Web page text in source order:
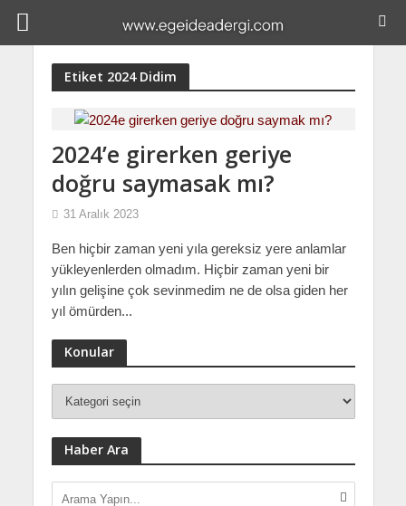
Etiket 2024 Didim
2024’e girerken geriye
doğru saymasak mı?
31 Aralık 2023
Ben hiçbir zaman yeni yıla gereksiz yere anlamlar
yükleyenlerden olmadım. Hiçbir zaman yeni bir
yılın gelişine çok sevinmedim ne de olsa giden her
yıl ömürden...
Konular
Haber Ara